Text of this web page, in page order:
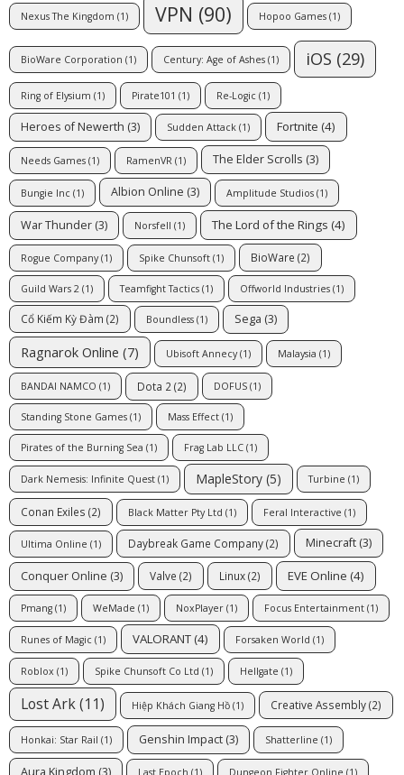
Nexus The Kingdom (1) VPN (90) Hopoo Games (1)
BioWare Corporation (1) Century: Age of Ashes (1) iOS (29)
Ring of Elysium (1) Pirate101 (1) Re-Logic (1)
Heroes of Newerth (3) Sudden Attack (1) Fortnite (4)
Needs Games (1) RamenVR (1) The Elder Scrolls (3)
Bungie Inc (1) Albion Online (3) Amplitude Studios (1)
War Thunder (3) Norsfell (1) The Lord of the Rings (4)
Rogue Company(1) Spike Chunsoft (1) BioWare (2)
Guild Wars 2 (1) Teamfight Tactics (1) Offworld Industries (1)
Cổ Kiếm Kỳ Đàm (2) Boundless (1) Sega (3)
Ragnarok Online (7) Ubisoft Annecy(1) Malaysia (1)
BANDAI NAMCO (1) Dota 2 (2) DOFUS (1)
Standing Stone Games (1) Mass Effect (1)
Pirates of the Burning Sea (1) Frag Lab LLC (1)
Dark Nemesis: Infinite Quest (1) MapleStory (5) Turbine (1)
Conan Exiles (2) Black Matter Pty Ltd (1) Feral Interactive (1)
Ultima Online (1) Daybreak Game Company(2) Minecraft (3)
Conquer Online (3) Valve (2) Linux(2) EVE Online (4)
Pmang (1) WeMade (1) NoxPlayer (1) Focus Entertainment (1)
Runes of Magic (1) VALORANT (4) Forsaken World (1)
Roblox (1) Spike Chunsoft Co Ltd (1) Hellgate (1)
Lost Ark(11) Hiệp Khách Giang Hồ (1) Creative Assembly(2)
Honkai: Star Rail (1) Genshin Impact (3) Shatterline (1)
Aura Kingdom (3)